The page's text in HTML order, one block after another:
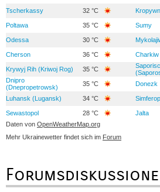
Tscherkassy 32 °C
Poltawa 35 °C Sumy
Odessa 30 °C
Cherson 36 °C
Krywyj Rih (Kriwoj Rog) 35 °C
Dnipro
(Dnepropetrowsk)
35 °C Donezk
Luhansk (Lugansk) 34 °C
Sewastopol 28 °C Jalta
Daten von OpenWeatherMap.org
Mehr Ukrainewetter findet sich im Forum